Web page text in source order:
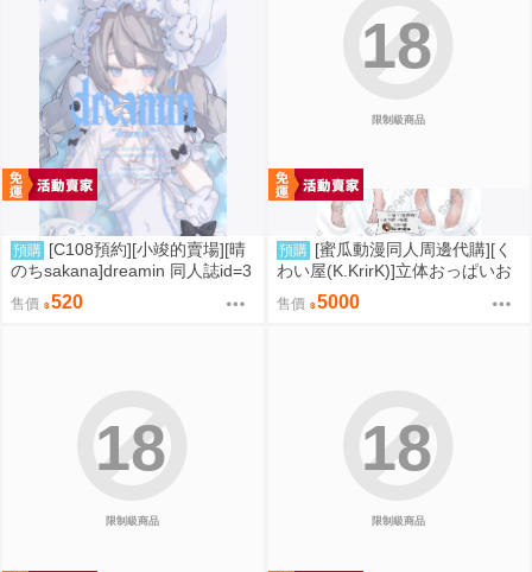
預購 [C108預約][小竣的賣場][晴
のちsakana]dreamin 同人誌id=3
787402
售價 520
限制級商品
18
預購 [蜜瓜動漫同人周邊代購][く
わい屋(K.KrirK)]立体おっぱいお
尻 ときこさん (K.KrirK)抱き
枕カバー(FGO)(抱枕套)(同人周
售價 5000
限制級商品
18
限制級商品
18